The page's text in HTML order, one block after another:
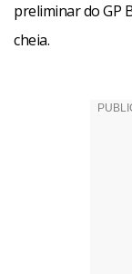
preliminar do GP
cheia.